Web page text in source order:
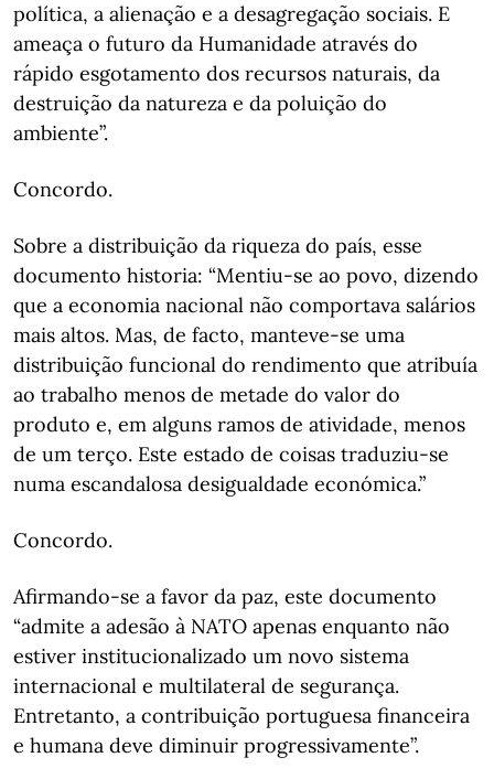
política, a alienação e a desagregação sociais. E
ameaça o futuro da Humanidade através do
rápido esgotamento dos recursos naturais, da
destruição da natureza e da poluição do
ambiente”.
Concordo.
Sobre a distribuição da riqueza do país, esse
documento historia: “Mentiu-se ao povo, dizendo
que a economia nacional não comportava salários
mais altos. Mas, de facto, manteve-se uma
distribuição funcional do rendimento que atribuía
ao trabalho menos de metade do valor do
produto e, em alguns ramos de atividade, menos
de um terço. Este estado de coisas traduziu-se
numa escandalosa desigualdade económica.”
Concordo.
Afirmando-se a favor da paz, este documento
“admite a adesão à NATO apenas enquanto não
estiver institucionalizado um novo sistema
internacional e multilateral de segurança.
Entretanto, a contribuição portuguesa financeira
e humana deve diminuir progressivamente”.